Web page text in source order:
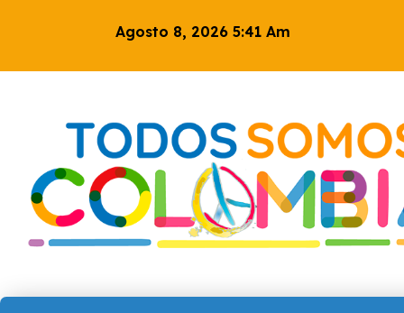
Agosto 8, 2026 5:41 Am